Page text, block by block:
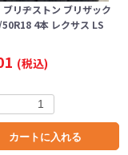
ブリヂストン ブリザック
4本 レクサス LS
(税込)
カートに入れる